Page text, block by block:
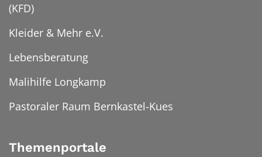
(KFD)
Kleider & Mehr e.V.
Lebensberatung
Malihilfe Longkamp
Pastoraler Raum Bernkastel-Kues
Themenportale